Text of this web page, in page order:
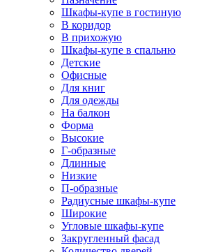
Шкафы-купе в гостиную
В коридор
В прихожую
Шкафы-купе в спальню
Детские
Офисные
Для книг
Для одежды
На балкон
Форма
Высокие
Г-образные
Длинные
Низкие
П-образные
Радиусные шкафы-купе
Широкие
Угловые шкафы-купе
Закругленный фасад